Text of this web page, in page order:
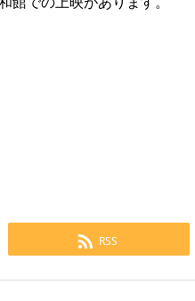
RSS